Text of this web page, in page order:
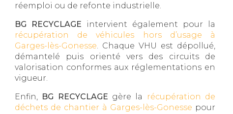
réemploi ou de refonte industrielle.
BG RECYCLAGE intervient également pour la
récupération de véhicules hors d’usage à
Garges-lès-Gonesse. Chaque VHU est dépollué,
démantelé puis orienté vers des circuits de
valorisation conformes aux réglementations en
vigueur.
Enfin, BG RECYCLAGE gère la
récupération de
déchets de chantier à Garges-lès-Gonesse pour